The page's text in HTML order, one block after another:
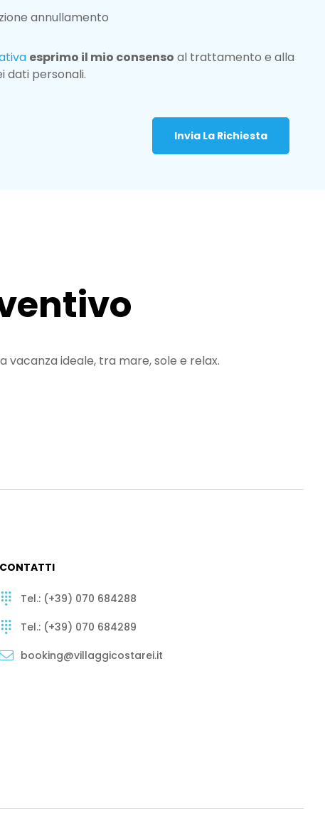
annullamento
esprimo il mio consenso al trattamento e alla
dati personali.
vacanza ideale, tra mare, sole e relax.
CONTATTI
Tel.: (+39) 070 684288
Tel.: (+39) 070 684289
booking@villaggicostarei.it